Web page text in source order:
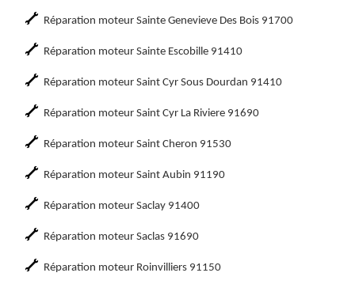
Réparation moteur Sainte Genevieve Des Bois 91700
Réparation moteur Sainte Escobille 91410
Réparation moteur Saint Cyr Sous Dourdan 91410
Réparation moteur Saint Cyr La Riviere 91690
Réparation moteur Saint Cheron 91530
Réparation moteur Saint Aubin 91190
Réparation moteur Saclay 91400
Réparation moteur Saclas 91690
Réparation moteur Roinvilliers 91150